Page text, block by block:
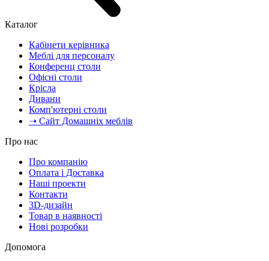
Каталог
Кабінети керівника
Меблі для персоналу
Конференц столи
Офісні столи
Крісла
Дивани
Комп'ютерні столи
➝ Сайт Домашніх меблів
Про нас
Про компанію
Оплата і Доставка
Наші проекти
Контакти
3D-дизайн
Товар в наявності
Нові розробки
Допомога